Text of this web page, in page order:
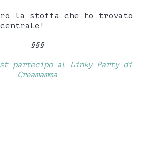
la stoffa che ho trovato
§§§
partecipo al Linky Party di
Creamamma